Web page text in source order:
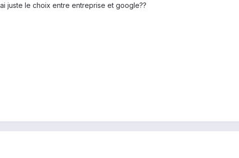
juste le choix entre entreprise et google??